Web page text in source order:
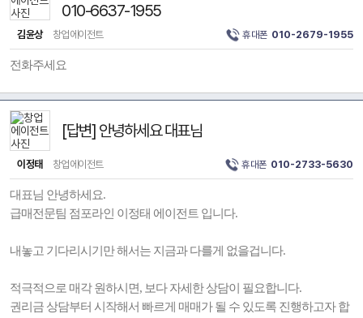
010-6637-1955
김윤상 창업에이전트 휴대폰 010-2679-1955
전화주세요
[답변] 안녕하세요 대표님
이정태 창업에이전트 휴대폰 010-2733-5630
대표님 안녕하세요.
급매전문팀 점포라인 이정태 에이전트 입니다.
내놓고 기다리시기만 해서는 지금과 다를게 없을겁니다.
적극적으로 매각 원하시면, 보다 자세한 상담이 필요합니다.
권리금 상담부터 시작해서 빠르게 매매가 될 수 있도록 진행하고자 합